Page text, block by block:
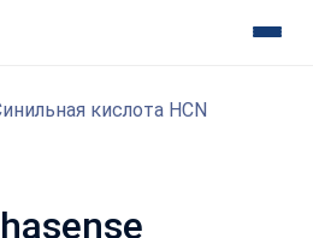
кислота HCN